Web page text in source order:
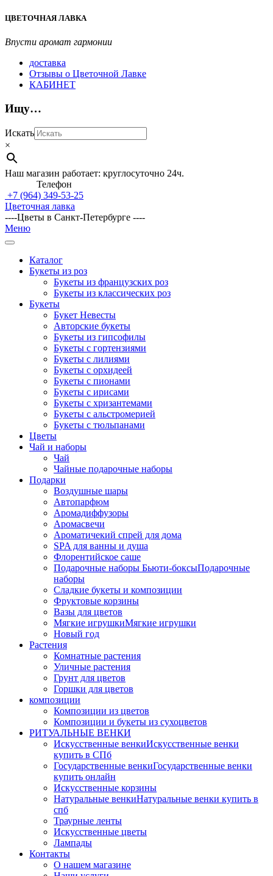
Перейти
содержимому
ЦВЕТОЧНАЯ ЛАВКА
Впусти аромат гармонии
доставка
Отзывы о Цветочной Лавке
КАБИНЕТ
Ищу…
Искать
×
Наш магазин работает: круглосуточно 24ч.
Телефон
+7 (964) 349-53-25
Цветочная лавка
----Цветы в Санкт-Петербурге ----
Главное
навигационное
Меню
Каталог
Букеты из роз
Букеты из французских роз
Букеты из классических роз
Букеты
Букет Невесты
Авторские букеты
Букеты из гипсофилы
Букеты с гортензиями
Букеты с лилиями
Букеты с орхидеей
Букеты с пионами
Букеты с ирисами
Букеты с хризантемами
Букеты с альстромерией
Букеты с тюльпанами
Цветы
Чай и наборы
Чай
Чайные подарочные наборы
Подарки
Воздушные шары
Автопарфюм
Аромадиффузоры
Аромасвечи
Ароматичекий спрей для дома
SPA для ванны и душа
Флорентийское саше
Подарочные наборы Бьюти-боксыПодарочные
наборы
Сладкие букеты и композиции
Фруктовые корзины
Вазы для цветов
Мягкие игрушкиМягкие игрушки
Новый год
Растения
Комнатные растения
Уличные растения
Грунт для цветов
Горшки для цветов
композиции
Композиции из цветов
Композиции и букеты из сухоцветов
РИТУАЛЬНЫЕ ВЕНКИ
Искусственные венкиИскусственные венки
купить в СПб
Государственные венкиГосударственные венки
купить онлайн
Искусственные корзины
Натуральные венкиНатуральные венки купить в
спб
Траурные ленты
Искусственные цветы
Лампады
Контакты
О нашем магазине